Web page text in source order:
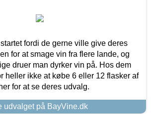
fordi de gerne ville give deres
for at smage vin fra flere lande, og
druer man dyrker vin på. Hos dem
heller ikke at købe 6 eller 12 flasker af
for at se deres udvalg.
udvalget på BayVine.dk